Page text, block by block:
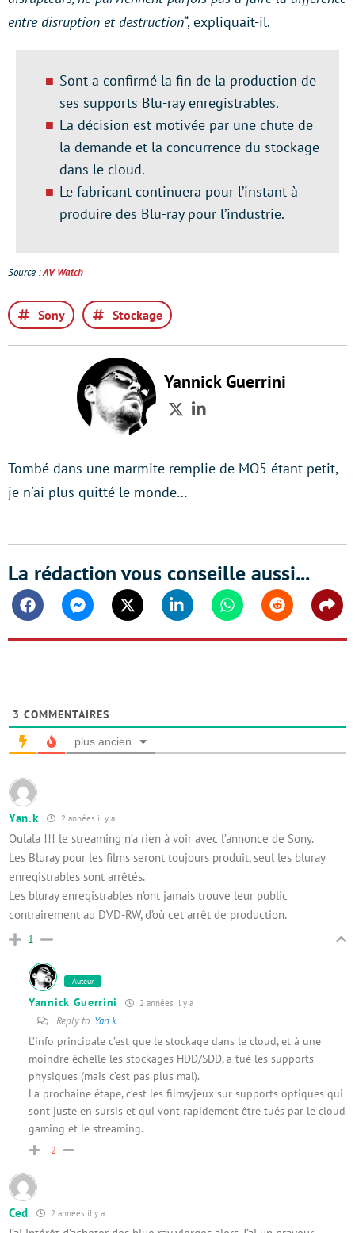
entre disruption et destruction“, expliquait-il.
Sont a confirmé la fin de la production de
ses supports Blu-ray enregistrables.
La décision est motivée par une chute de
la demande et la concurrence du stockage
dans le cloud.
Le fabricant continuera pour l’instant à
produire des Blu-ray pour l’industrie.
Source :AV Watch
Sony Stockage
Yannick Guerrini
TwitterLinkedIn
Tombé dans une marmite remplie de MO5 étant petit,
je n'ai plus quitté le monde…
La rédaction vous conseille aussi...
FacebookMessengerTwitter Linkedin WhatsappReddit
3 COMMENTAIRES
plus ancien
Yan.k 2 années il y a
Oulala !!! le streaming n’a rien à voir avec l’annonce de Sony.
Les Bluray pour les films seront toujours produit, seul les bluray
enregistrables sont arrêtés.
Les bluray enregistrables n’ont jamais trouve leur public
contrairement au DVD-RW, d’où cet arrêt de production.
1
Auteur
Yannick Guerrini 2 années il y a
Reply to Yan.k
L’info principale c’est que le stockage dans le cloud, et à une
moindre échelle les stockages HDD/SDD, a tué les supports
physiques (mais c’est pas plus mal).
La prochaine étape, c’est les films/jeux sur supports optiques qui
sont juste en sursis et qui vont rapidement être tués par le cloud
gaming et le streaming.
-2
Ced 2 années il y a